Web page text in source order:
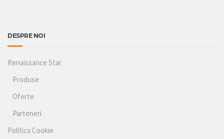
DESPRE NOI
Renaissance Star
Produse
Oferte
Parteneri
Politica Cookie